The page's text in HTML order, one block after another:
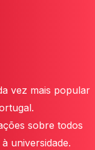
vez mais popular
sobre todos
universidade.